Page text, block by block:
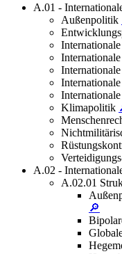
A.01 -
Außenpolitik
Klimapolitik
A.02 -
A.02.01
🔎